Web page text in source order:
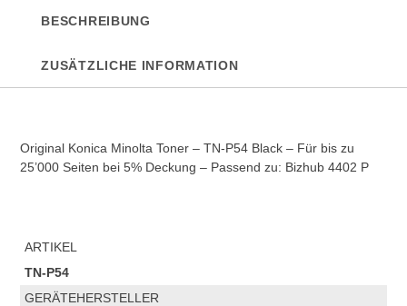
BESCHREIBUNG
ZUSÄTZLICHE INFORMATION
Original Konica Minolta Toner – TN-P54 Black – Für bis zu
25’000 Seiten bei 5% Deckung – Passend zu: Bizhub 4402 P
ARTIKEL
TN-P54
GERÄTEHERSTELLER